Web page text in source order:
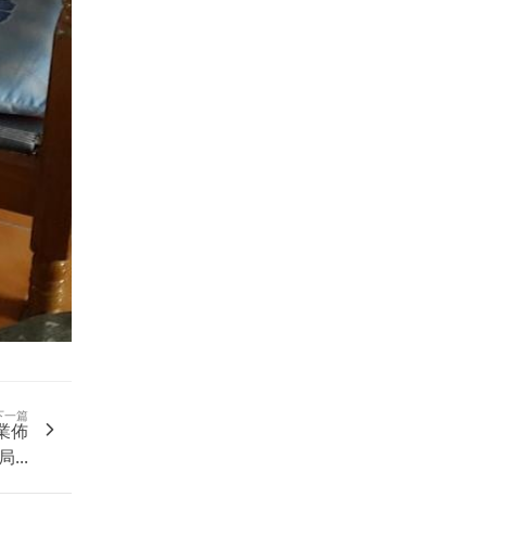
一篇
佈
局...